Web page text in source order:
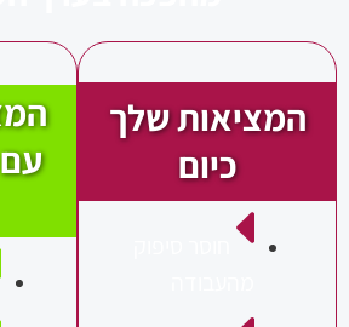
שלך
חוסר סיפוק
המציאות
עם ערך
גבוה
ייעוד